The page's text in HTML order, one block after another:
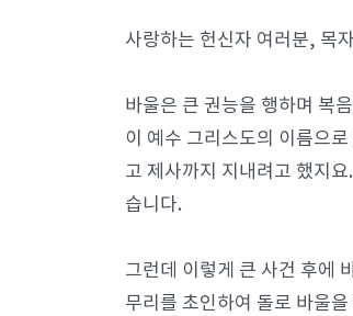
사랑하는 헌신자 여러분, 목
바울은 큰 권능을 행하며 복
이 예수 그리스도의 이름으
고 제사까지 지내려고 했지
습니다.
그런데 이렇게 큰 사건 후에
무리를 초인하여 돌로 바울